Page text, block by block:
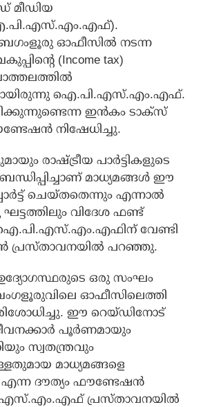
മീഡിയ
ഓഫീസില്‍ നടന്ന
(Income tax)
ഐ.പി.എസ്.എം.എഫ്.
ഇന്‍കം ടാക്‌സ്
നിഷേധിച്ചു.
രാഷ്ട്രീയ പാര്‍ട്ടികളുടെ
മാധ്യമങ്ങള്‍ ഈ
ചെയ്തതെന്നും എന്നാല്‍
വിദേശ ഫണ്ട്
ഐ.പി.എസ്.എം.എഫിന് വേണ്ടി
പ്രസ്താവനയില്‍ പറഞ്ഞു.
ഒരു സംഘം
ഓഫീസിലെത്തി
ഈ റെയ്ഡിനോട്
പൂര്‍ണമായും
സ്വതന്ത്രവും
മാധ്യമങ്ങളെ
ദൗത്യം ഫൗണ്ടേഷന്‍
പ്രസ്താവനയില്‍